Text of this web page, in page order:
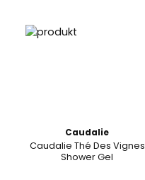
Caudalie
Caudalie Thé Des Vignes
Shower Gel